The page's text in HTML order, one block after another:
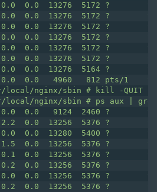
0.0  0.0  13276  5172 ?        S
0.0  0.0  13276  5172 ?        S
0.0  0.0  13276  5172 ?        S
0.0  0.0  13276  5172 ?        S
0.0  0.0  13276  5172 ?        S
0.0  0.0  13276  5172 ?        S
0.0  0.0  13276  5164 ?        S
0.0  0.0   4960   812 pts/1
local/nginx/sbin # kill -QUIT
local/nginx/sbin # ps aux |
0.0  0.0   9124  2460 ?        S
2.2  0.0  13256  5376 ?        S
0.0  0.0  13280  5400 ?        S
1.5  0.0  13256  5376 ?        S
0.1  0.0  13256  5376 ?        S
0.2  0.0  13256  5376 ?        S
0.0  0.0  13256  5376 ?        S
0.2  0.0  13256  5376 ?        S